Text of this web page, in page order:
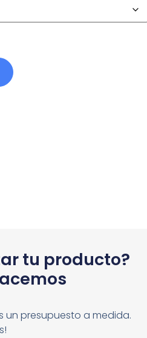
tu producto?
un presupuesto a medida.